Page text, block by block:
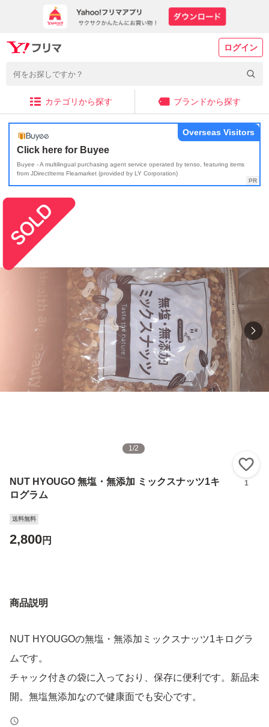
ログイン
カテゴリから探す ブランドから探す
Click here for Buyee
Buyee - A multilingual purchasing agent service operated by tenso, featuring items
from JDirectItems Fleamarket (provided by LY Corporation)
Overseas Visitors
1/2
NUT HYOUGO 無塩・無添加 ミックスナッツ1キ
ログラム
1
送料無料
2,800円
商品説明
NUT HYOUGOの無塩・無添加ミックスナッツ1キログラ
ムです。
チャック付きの袋に入っており、保存に便利です。新品未
開。無塩無添加なので健康面でも安心です。